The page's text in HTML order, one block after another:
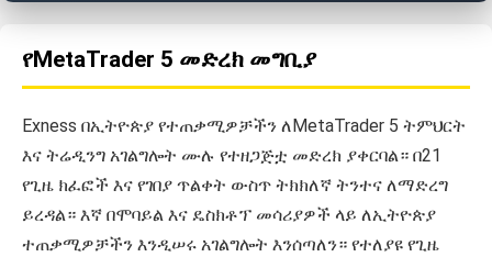
የMetaTrader 5 መድረክ መግቢያ
Exness በኢትዮጵያ የተጠቃሚዎቻችን ለMetaTrader 5 ትምህርት
እና ትሬዲንግ አገልግሎት ሙሉ የተዘጋጅቷ መድረክ ያቀርባል። በ21
የጊዜ ክፈፎች እና የገበያ ጥልቀት ውስጥ ትክክለኛ ትንተና ለማድረግ
ይረዳል። እኛ በሞባይል እና ዴስክቶፕ መሳሪያዎች ላይ ለኢትዮጵያ
ተጠቃሚዎቻችን እንዲሠሩ አገልግሎት እንሰጣለን። የተለያዩ የጊዜ